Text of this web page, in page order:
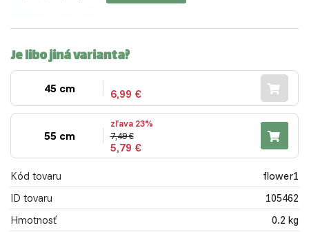
Je libo jiná varianta?
45 cm 6,99 €
55 cm
zľava 23%
7,49 €
5,79 €
Kód tovaru
flower1
ID tovaru
105462
Hmotnosť
0.2 kg